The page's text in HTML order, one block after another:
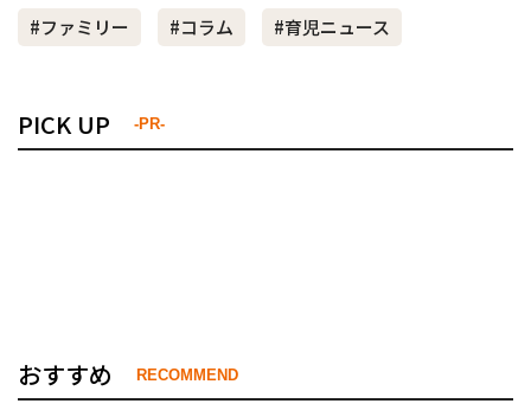
#ファミリー
#コラム #育児ニュース
PICK UP -PR-
おすすめ RECOMMEND